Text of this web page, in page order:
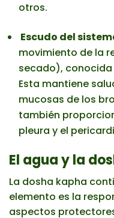
otros.
Escudo del
movimiento de la
secado),
Esta mantiene
mucosas de los
también
pleura y el
El agua y la
La dosha kapha
elemento es la
aspectos